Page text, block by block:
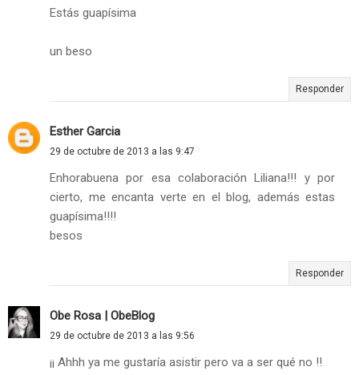
Estás guapísima
un beso
Responder
Esther Garcia
29 de octubre de 2013 a las 9:47
Enhorabuena por esa colaboración Liliana!!! y por
cierto, me encanta verte en el blog, además estas
guapísima!!!!
besos
Responder
Obe Rosa | ObeBlog
29 de octubre de 2013 a las 9:56
¡¡ Ahhh ya me gustaría asistir pero va a ser qué no !!